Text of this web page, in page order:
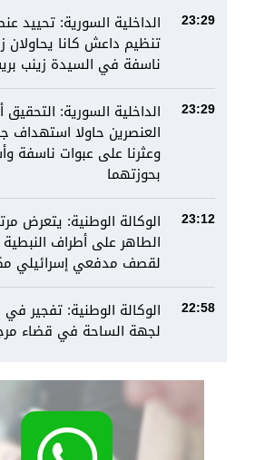
23:29
الداخلية السورية: تحييد
تنظيم داعش كانا يحاولان
ناسفة في السيدة زينب
23:29
الداخلية السورية: التحقيق
العنصرين حاولا استهداف
وعثرنا على عبوات ناسفة
بحوزتهما
23:12
الوكالة الوطنية: يتعرض
الطاهر على أطراف النبطية
لقصف مدفعي إسرائيلي
22:58
الوكالة الوطنية: تفجير في
لجهة الساحة في قضاء